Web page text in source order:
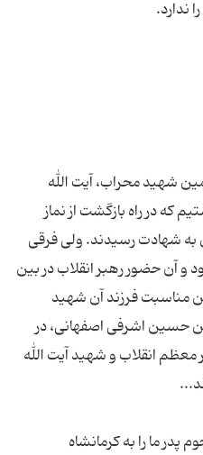
شهید محراب، آیت الله
كه در راه بازگشت از نماز
به شهادت رسیدند. ولی فرقی
آن حضور رهبر انقلاب در بین
مناسبت فرزند آن شهید
حسین اشرفی اصفهانی، در
انقلاب و شهید آیت الله
پدر ما را به كرمانشاه